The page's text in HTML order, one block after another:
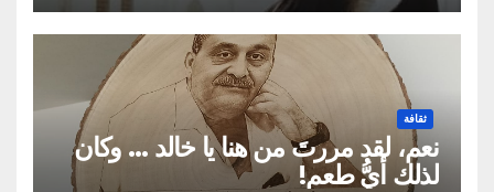
ثقافة
نعم، لقد مررتَ من هنا يا خالد … وكان
لذلك أيُّ طعم!